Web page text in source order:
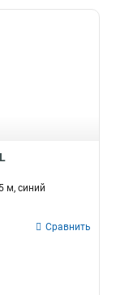
м, синий
Сравнить